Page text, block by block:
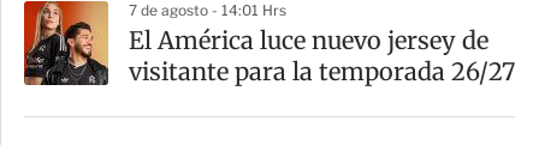
a
r
t
7 de agosto - 14:01 Hrs
El América luce nuevo jersey de
visitante para la temporada 26/27